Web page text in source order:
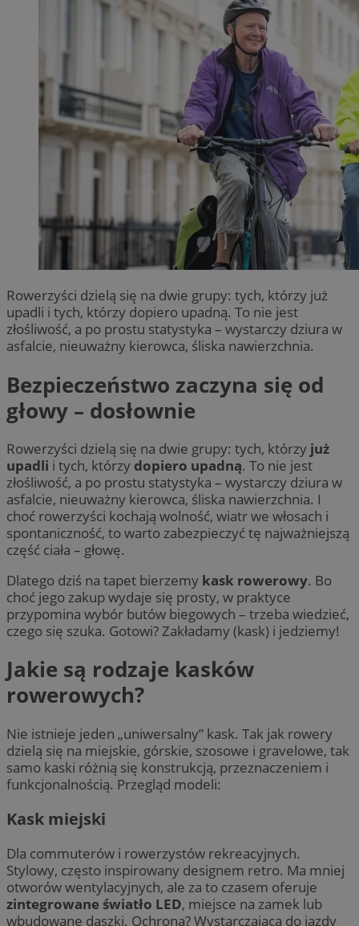
Rowerzyści dzielą się na dwie grupy: tych, którzy już
upadli i tych, którzy dopiero upadną. To nie jest
złośliwość, a po prostu statystyka – wystarczy dziura w
asfalcie, nieuważny kierowca, śliska nawierzchnia.
Bezpieczeństwo zaczyna się od
głowy – dosłownie
Rowerzyści dzielą się na dwie grupy: tych, którzy już
upadli i tych, którzy dopiero upadną. To nie jest
złośliwość, a po prostu statystyka – wystarczy dziura w
asfalcie, nieuważny kierowca, śliska nawierzchnia. I
choć rowerzyści kochają wolność, wiatr we włosach i
spontaniczność, to warto zabezpieczyć tę najważniejszą
część ciała – głowę.
Dlatego dziś na tapet bierzemy kask rowerowy. Bo
choć jego zakup wydaje się prosty, w praktyce
przypomina wybór butów biegowych – trzeba wiedzieć,
czego się szuka. Gotowi? Zakładamy (kask) i jedziemy!
Jakie są rodzaje kasków
rowerowych?
Nie istnieje jeden „uniwersalny” kask. Tak jak rowery
dzielą się na miejskie, górskie, szosowe i gravelowe, tak
samo kaski różnią się konstrukcją, przeznaczeniem i
funkcjonalnością. Przegląd modeli:
Kask miejski
Dla commuterów i rowerzystów rekreacyjnych.
Stylowy, często inspirowany designem retro. Ma mniej
otworów wentylacyjnych, ale za to czasem oferuje
zintegrowane światło LED, miejsce na zamek lub
wbudowane daszki. Ochrona? Wystarczająca do jazdy